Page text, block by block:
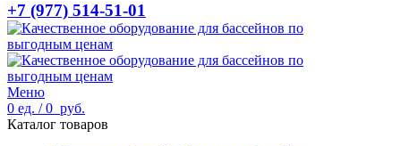
+7 (977) 514-51-01
Меню
0 ед. / 0 руб.
Каталог товаров